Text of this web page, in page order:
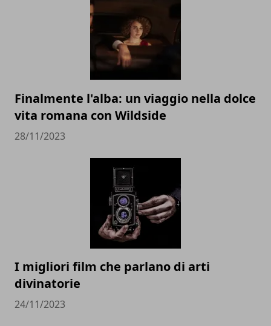
Finalmente l'alba: un viaggio nella dolce
vita romana con Wildside
28/11/2023
I migliori film che parlano di arti
divinatorie
24/11/2023